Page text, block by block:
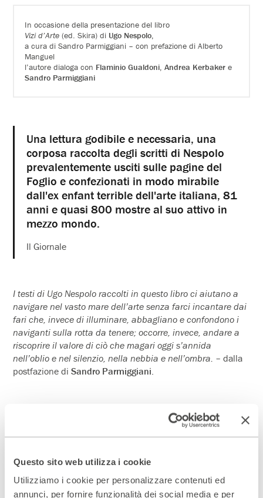
Questo sito web utilizza i cookie
Utilizziamo i cookie per personalizzare contenuti ed
annunci, per fornire funzionalità dei social media e per
In occasione della presentazione del libro
Vizi d’Arte (ed. Skira) di Ugo Nespolo
a cura di Sandro Parmiggiani – con prefazione di Alberto
Manguel
l’autore dialoga con Flaminio Gualdoni ,Andrea Kerbaker e
Sandro Parmiggiani
Una lettura godibile e necessaria, una
corposa raccolta degli scritti di Nespolo
prevalentemente usciti sulle pagine del
Foglio e confezionati in modo mirabile
dall'ex enfant terrible dell'arte italiana, 81
anni e quasi 800 mostre al suo attivo in
mezzo mondo.
Il Giornale
I testi di Ugo Nespolo raccolti in questo libro ci aiutano a
navigare nel vasto mare dell’arte senza farci incantare dai
fari che, invece di illuminare, abbagliano e confondono i
naviganti sulla rotta da tenere; occorre, invece, andare a
riscoprire il valore di ciò che magari oggi s’annida
nell’oblio e nel silenzio, nella nebbia e nell’ombra. – dalla
postfazione diSandro Parmiggiani
mostra milanese, presentata da Pierre Restany, in un certo
senso precorre il clima e le innovazioni del gruppo che
Germano Celant chiamerà Arte Povera. Nel 1967 è pioniere